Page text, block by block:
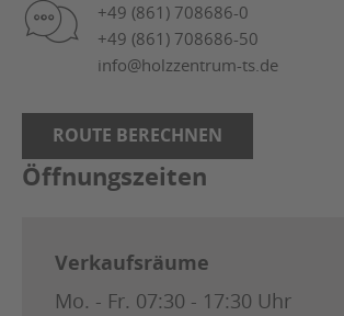
+49 (861) 708686-0
+49 (861) 708686-50
info@holzzentrum-ts.de
ROUTE BERECHNEN
Öffnungszeiten
Verkaufsräume
Mo. - Fr. 07:30 - 17:30 Uhr